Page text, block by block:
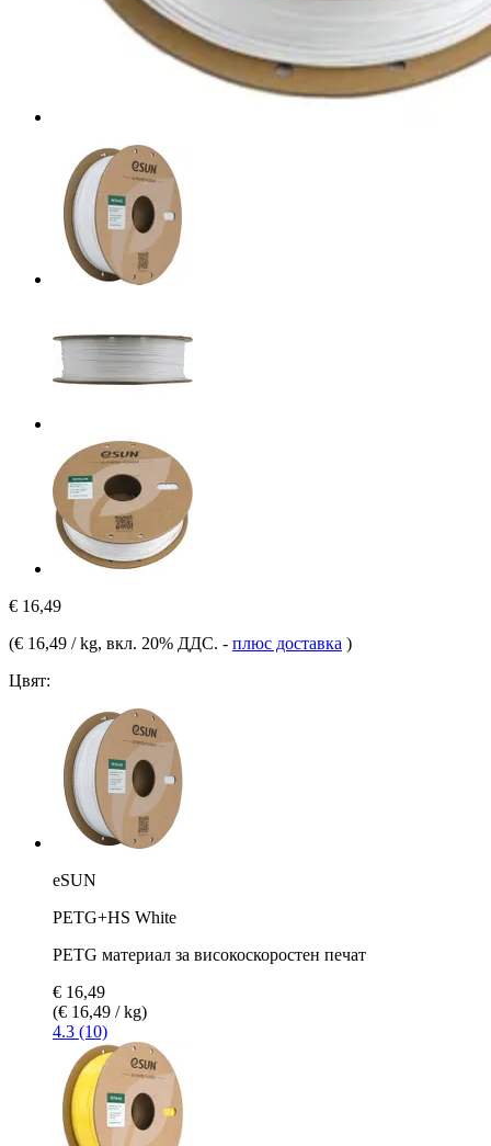
€ 16,49
(€ 16,49 / kg, вкл. 20% ДДС. - плюс доставка )
Цвят:
eSUN
PETG+HS White
PETG материал за високоскоростен печат
€ 16,49
(€ 16,49 / kg)
4.3 (10)